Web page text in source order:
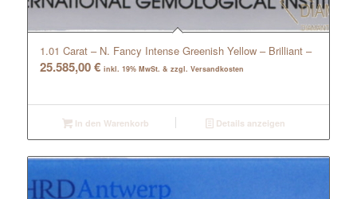
1.01 Carat – N. Fancy Intense Greenish Yellow – Brilliant –
25.585,00€ inkl. 19% MwSt. & zzgl. Versandkosten
In den Warenkorb Details anzeigen